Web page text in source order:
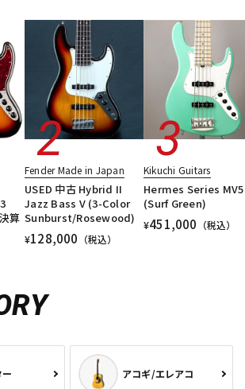
算
Fender Made in Japan
USED 中古 Hybrid II
Jazz Bass V (3-Color
Sunburst/Rosewood)
¥128,000 （税込）
Kikuchi Guitars
Hermes Series MV5
(Surf Green)
¥451,000 （税込）
アコギ/エレアコ